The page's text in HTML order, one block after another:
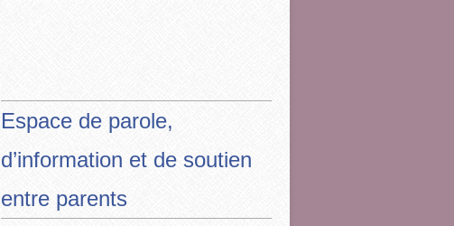
Espace de parole,
d’information et de soutien
entre parents